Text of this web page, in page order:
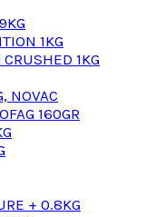
1KG
1KG
NOVAC
160GR
+ 0.8KG